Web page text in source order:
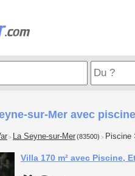
sur-Mer avec piscine
> La Seyne-sur-Mer(83500) > Piscine
Villa 170 m² avec Piscine,